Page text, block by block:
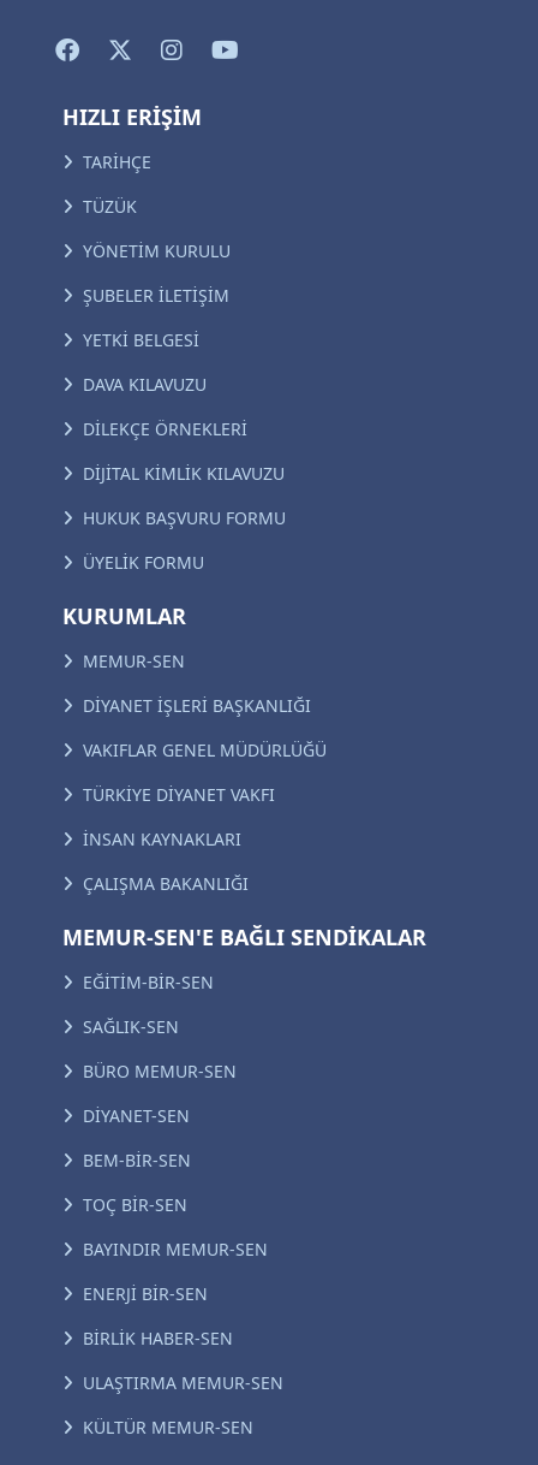
HIZLI ERİŞİM
TARİHÇE
TÜZÜK
YÖNETİM KURULU
ŞUBELER İLETİŞİM
YETKİ BELGESİ
DAVA KILAVUZU
DİLEKÇE ÖRNEKLERİ
DİJİTAL KİMLİK KILAVUZU
HUKUK BAŞVURU FORMU
ÜYELİK FORMU
KURUMLAR
MEMUR-SEN
DİYANET İŞLERİ BAŞKANLIĞI
VAKIFLAR GENEL MÜDÜRLÜĞÜ
TÜRKİYE DİYANET VAKFI
İNSAN KAYNAKLARI
ÇALIŞMA BAKANLIĞI
MEMUR-SEN'E BAĞLI SENDİKALAR
EĞİTİM-BİR-SEN
SAĞLIK-SEN
BÜRO MEMUR-SEN
DİYANET-SEN
BEM-BİR-SEN
TOÇ BİR-SEN
BAYINDIR MEMUR-SEN
ENERJİ BİR-SEN
BİRLİK HABER-SEN
ULAŞTIRMA MEMUR-SEN
KÜLTÜR MEMUR-SEN